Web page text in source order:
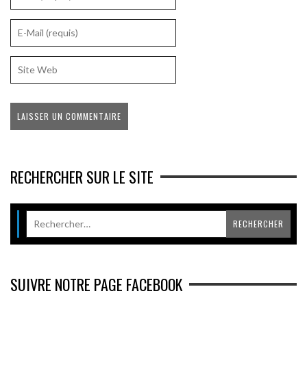
RECHERCHER SUR LE SITE
SUIVRE NOTRE PAGE FACEBOOK